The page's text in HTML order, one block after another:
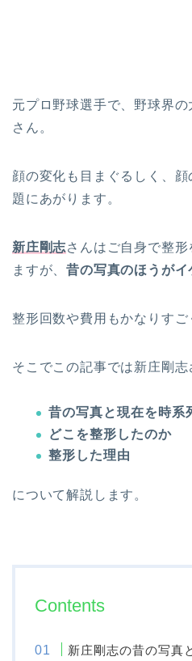
元プロ野球選手で、野球界
さん。
顔の変化も目まぐるしく、
題にあがります。
新庄剛志さんはご自身で整
ますが、昔の写真のほうがイ
整形回数や費用もかなりすご
そこでこの記事では新庄剛志
昔の写真と現在を時系
どこを整形したのか
整形した理由
について解説します。
Contents
新庄剛志の昔の写真